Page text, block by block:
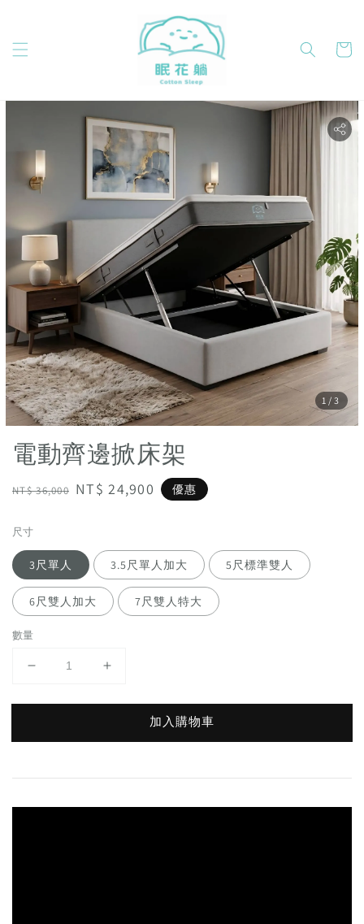
1 /3
電動齊邊掀床架
Regular
NT$ 36,000 Sale
NT$ 24,900 優惠
尺寸
3尺單人 3.5尺單人加大 5尺標準雙人
6尺雙人加大 7尺雙人特大
數量
加入購物車